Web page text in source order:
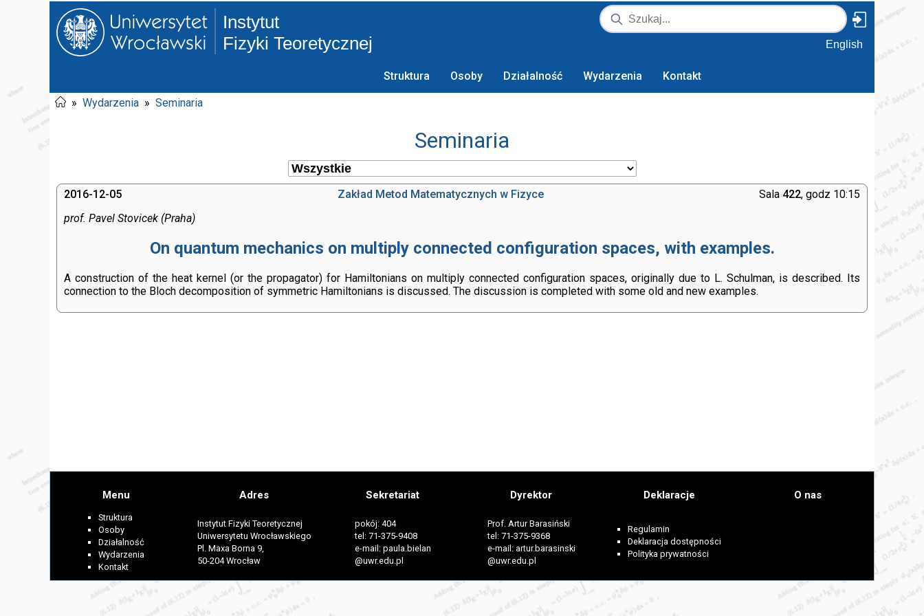
Instytut
Fizyki Teoretycznej
English
Struktura Osoby Działalność Wydarzenia Kontakt
» Wydarzenia » Seminaria
Seminaria
2016-12-05 Sala 422, godz 10:15
Zakład Metod Matematycznych w Fizyce
prof. Pavel Stovicek (Praha)
On quantum mechanics on multiply connected configuration spaces, with examples.
A construction of the heat kernel (or the propagator) for Hamiltonians on multiply connected configuration spaces, originally due to L. Schulman, is described. Its
connection to the Bloch decomposition of symmetric Hamiltonians is discussed. The discussion is completed with some old and new examples.
Menu
Struktura
Osoby
Działalność
Wydarzenia
Kontakt
Adres
Instytut Fizyki Teoretycznej
Uniwersytetu Wrocławskiego
Pl. Maxa Borna 9,
50-204 Wrocław
Sekretariat
pokój: 404
tel: 71-375-9408
e-mail: paula.bielan
@uwr.edu.pl
Dyrektor
Prof. Artur Barasiński
tel: 71-375-9368
e-mail: artur.barasinski
@uwr.edu.pl
Deklaracje
Regulamin
Deklaracja dostępności
Polityka prywatności
O nas